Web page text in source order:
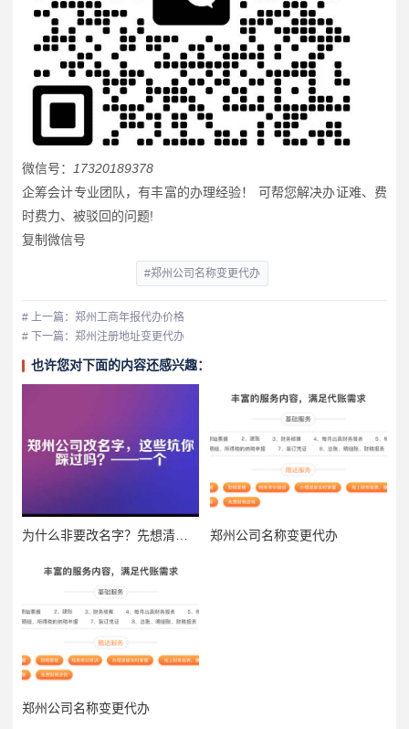
微信号：
17320189378
企筹会计专业团队，有丰富的办理经验！ 可帮您解决办证难、费
时费力、被驳回的问题!
复制微信号
#郑州公司名称变更代办
# 上一篇：郑州工商年报代办价格
# 下一篇：郑州注册地址变更代办
也许您对下面的内容还感兴趣：
为什么非要改名字？先想清楚这几个问题 郑州公司名称变更代办
郑州公司名称变更代办